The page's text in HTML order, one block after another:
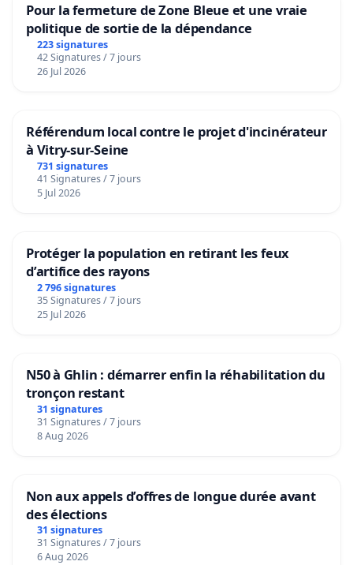
Pour la fermeture de Zone Bleue et une vraie
politique de sortie de la dépendance
223 signatures
42 Signatures / 7 jours
26 Jul 2026
Référendum local contre le projet d'incinérateur
à Vitry-sur-Seine
731 signatures
41 Signatures / 7 jours
5 Jul 2026
Protéger la population en retirant les feux
d’artifice des rayons
2 796 signatures
35 Signatures / 7 jours
25 Jul 2026
N50 à Ghlin : démarrer enfin la réhabilitation du
tronçon restant
31 signatures
31 Signatures / 7 jours
8 Aug 2026
Non aux appels d’offres de longue durée avant
des élections
31 signatures
31 Signatures / 7 jours
6 Aug 2026